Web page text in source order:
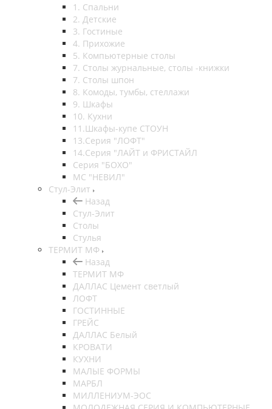
1. Спальни
2. Детские
3. Гостиные
4. Прихожие
5. Компьютерные столы
7. Столы журнальные, столы -книжки
7. Столы шпон
8. Комоды, тумбы, стеллажи
9. Шкафы
10. Кухни
11.Шкафы-купе СТОУН
13.Серия "ЛОФТ"
14.Серия "ЛАЙТ и ФРИСТАЙЛ
Серия "БОХО"
МС "НЕВИЛ"
Стул-Элит
Назад
Стул-Элит
Столы
Стулья
ТЕРМИТ МФ
Назад
ТЕРМИТ МФ
ДАЛЛАС Цемент светлый
ЛОФТ
ГОСТИННЫЕ
ГРЕЙС
ДАЛЛАС Белый
КРОВАТИ
КУХНИ
МАЛЫЕ ФОРМЫ
МАРБЛ
МИЛЛЕНИУМ-ЭОС